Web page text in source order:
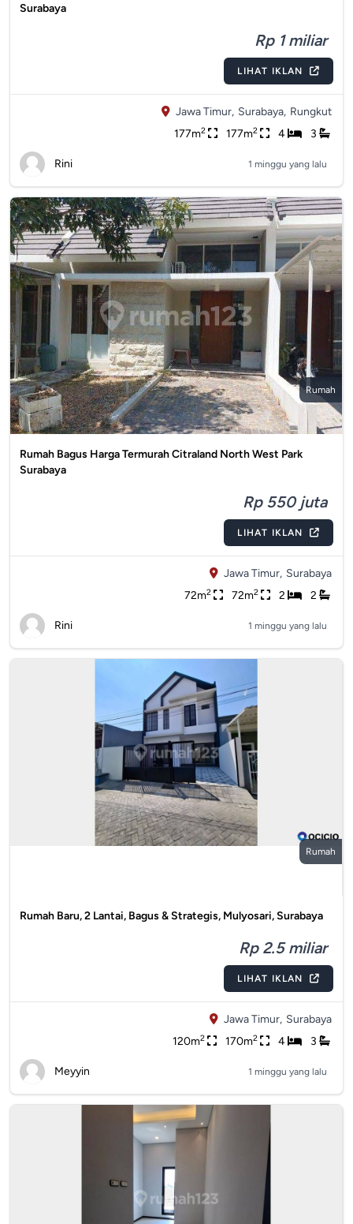
Surabaya
Rp 1 miliar
LIHAT IKLAN
Jawa Timur, Surabaya, Rungkut
177m2 177m2 4 3
Rini 1 minggu yang lalu
Rumah
Rumah Bagus Harga Termurah Citraland North West Park
Surabaya
Rp 550 juta
LIHAT IKLAN
Jawa Timur, Surabaya
72m2 72m2 2 2
Rini 1 minggu yang lalu
Rumah
Rumah Baru, 2 Lantai, Bagus & Strategis, Mulyosari, Surabaya
Rp 2.5 miliar
LIHAT IKLAN
Jawa Timur, Surabaya
120m2 170m2 4 3
Meyyin 1 minggu yang lalu